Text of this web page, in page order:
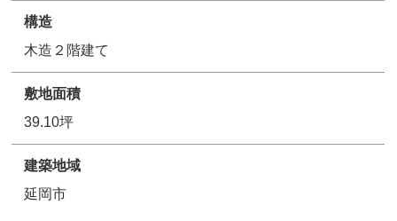
構造
木造２階建て
敷地面積
39.10坪
建築地域
延岡市